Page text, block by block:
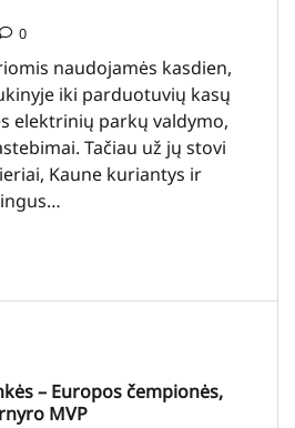
0
naudojamės kasdien,
iki parduotuvių kasų
elektrinių parkų valdymo,
Tačiau už jų stovi
Kaune kuriantys ir
– Europos čempionės,
MVP